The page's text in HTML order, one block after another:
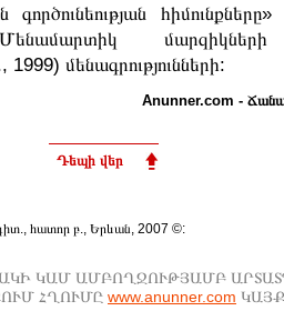
հիմունքները»
մենագրությունների:
Anunner.com -
Դեպի վեր
հատոր բ., Երևան, 2007 ©:
ԿԱՄ ԱՄԲՈՂՋՈՒԹՅԱՄԲ
ՀՂՈՒՄԸ www.anunner.com